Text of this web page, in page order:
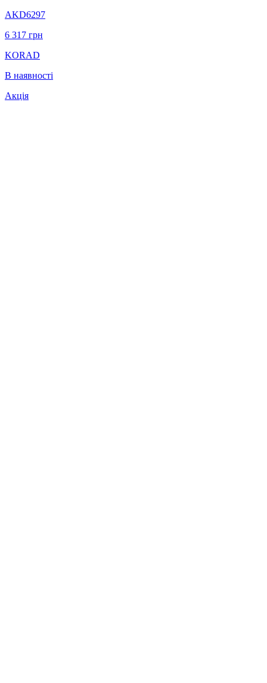
AKD6297
6 317 грн
KORAD
В наявності
Акція